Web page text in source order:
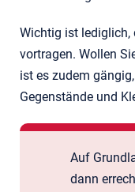
Wichtig ist lediglich,
vortragen. Wollen
ist es zudem
Gegenstände und
Auf
dann